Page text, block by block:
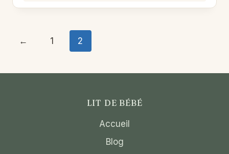
← 1 2
LIT DE BÉBÉ
Accueil
Blog